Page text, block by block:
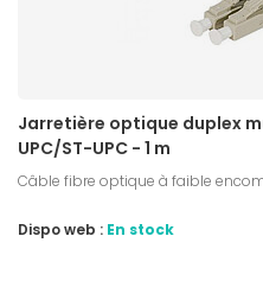
Jarretière optique duplex
UPC/ST-UPC - 1 m
Câble fibre optique à faible
Dispo web : En stock